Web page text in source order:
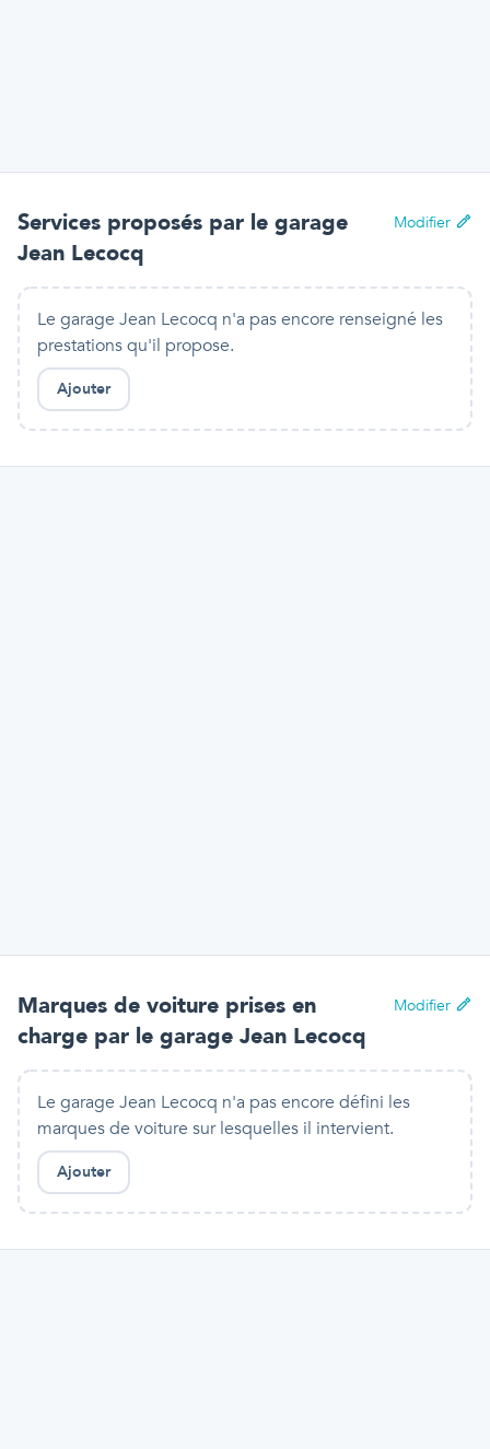
Services proposés par le garage
Jean Lecocq
Modifier
Le garage Jean Lecocq n'a pas encore renseigné les
prestations qu'il propose.
Ajouter
Marques de voiture prises en
charge par le garage Jean Lecocq
Modifier
Le garage Jean Lecocq n'a pas encore défini les
marques de voiture sur lesquelles il intervient.
Ajouter